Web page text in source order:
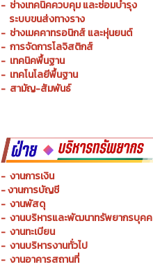
- ช่างเทคนิคคอมพิวเตอร์
ช่างก่อสร้าง
- ช่างเทคนิคสถาปัตยกรรม
- ช่างเทคโนโลยีสารสนเทศ
- ช่างเทคนิคควบคุม และซ่อมบำรุง
ระบบขนส่งทางราง
- ช่างเมคคาทรอนิกส์ และหุ่นยนต์
-สามัญ-สัมพันธ์
- งานการเงิน
- งานการบัญชี
- งานพัสดุ